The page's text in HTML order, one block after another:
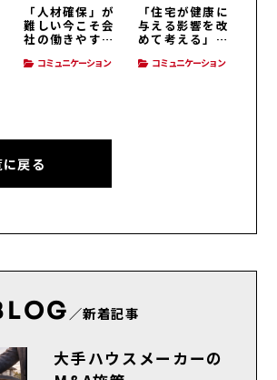
「人材確保」が
難しい今こそ会
社の働きやすさ
営・人材育成
コミュニケーション
「住宅が健康に
与える影響を改
めて考える」コ
ン コミュニケーション
戻る
／新着記事
大手ハウスメーカーの